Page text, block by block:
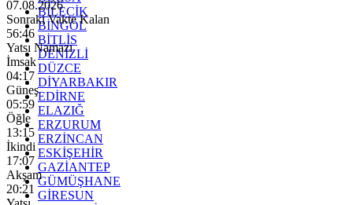
BİLECİK
BİNGÖL
BİTLİS
DENİZLİ
DÜZCE
DİYARBAKIR
EDİRNE
ELAZIĞ
ERZURUM
ERZİNCAN
ESKİŞEHİR
GAZİANTEP
GÜMÜŞHANE
GİRESUN
07.08.2026
Sonraki Vakte Kalan
56:44
Yatsı Namazı
İmsak
04:17
Güneş
05:59
Öğle
13:15
İkindi
17:07
Akşam
20:21